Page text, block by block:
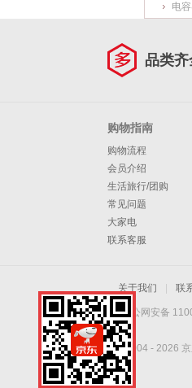
电
品类
购物指南
购物流程
会员介绍
生活旅行/团购
常见问题
大家电
联系客服
关于我们 联
京公网安备
Copyright © 2004 - 2026
手机扫一扫，劲爆优